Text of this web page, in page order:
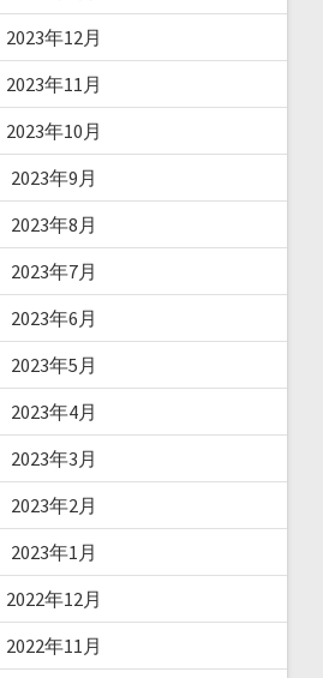
2023年12月
2023年11月
2023年10月
2023年9月
2023年8月
2023年7月
2023年6月
2023年5月
2023年4月
2023年3月
2023年2月
2023年1月
2022年12月
2022年11月